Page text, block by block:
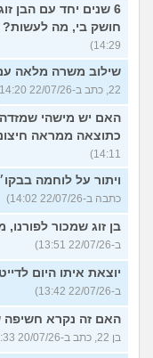
6 שנים יחד עם הבן
חושק בי, מה לעשות?
14:29)
שילוב משרה מלאה עם
22, כתב ב-22/07/26 14:20)
האם יש מישהי
כתוצאה ממראה
14:11)
ויתור על לוחמה
כתבה ב-22/07/26 14:02)
בן זוג שמכור
ב-22/07/26 13:51)
יוצאת איתו היום
ב-22/07/26 13:42)
האם זה נקרא חשיפה
בן 22, כתב ב-20/07/26 17:33)